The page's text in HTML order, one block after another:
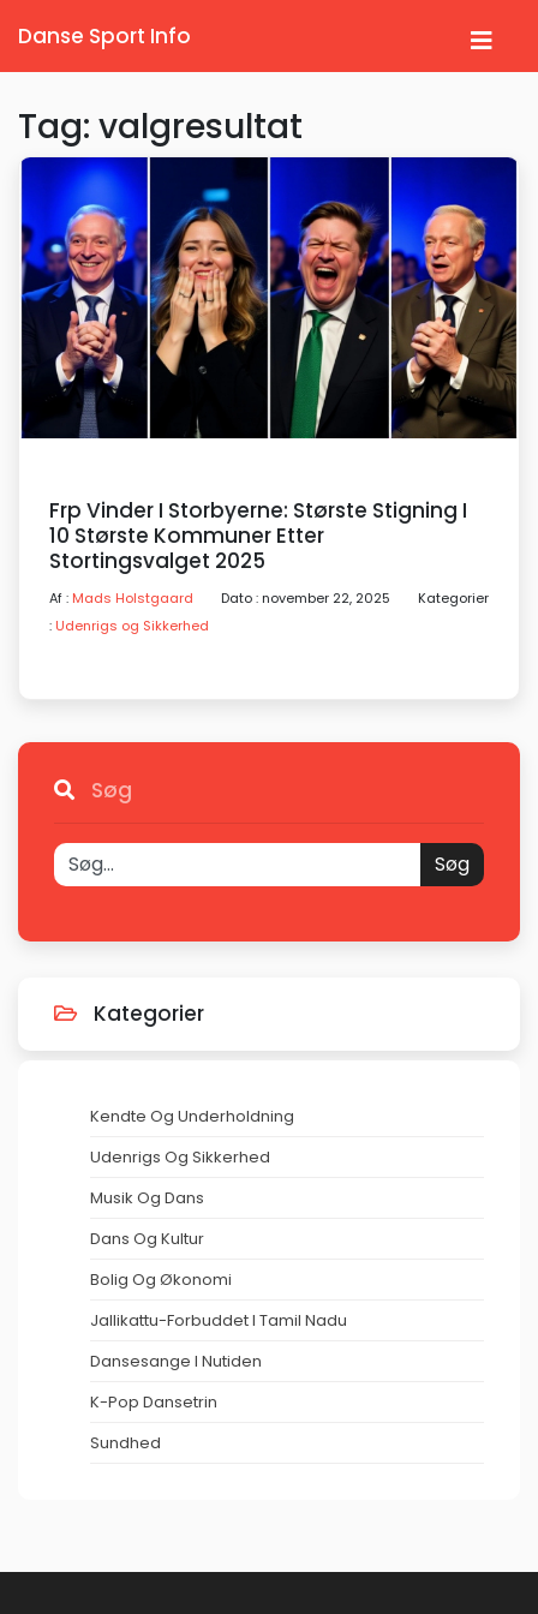
Danse Sport Info
Tag: valgresultat
Frp Vinder I Storbyerne: Største Stigning I
10 Største Kommuner Etter
Stortingsvalget 2025
Af : Mads Holstgaard Dato : november 22, 2025
Kategorier
: Udenrigs og Sikkerhed
Søg
Søg
Kategorier
Kendte Og Underholdning
Udenrigs Og Sikkerhed
Musik Og Dans
Dans Og Kultur
Bolig Og Økonomi
Jallikattu-Forbuddet I Tamil Nadu
Dansesange I Nutiden
K-Pop Dansetrin
Sundhed